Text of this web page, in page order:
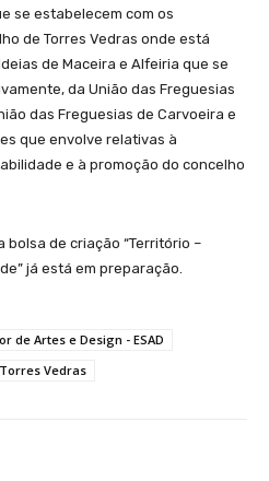
se estabelecem com os
de Torres Vedras onde está
de Maceira e Alfeiria que se
da União das Freguesias
das Freguesias de Carvoeira e
que envolve relativas à
e à promoção do concelho
de criação “Território –
já está em preparação.
de Artes e Design - ESAD
Torres Vedras